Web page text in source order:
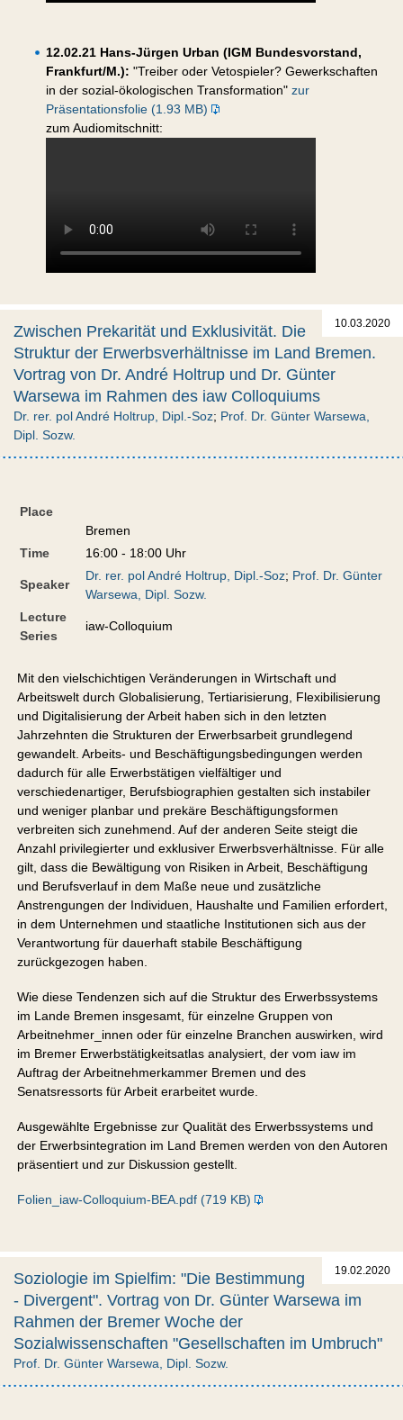
12.02.21 Hans-Jürgen Urban (IGM Bundesvorstand,
Frankfurt/M.): "Treiber oder Vetospieler? Gewerkschaften
in der sozial-ökologischen Transformation" zur
Präsentationsfolie (1.93 MB)
zum Audiomitschnitt:
10.03.2020
Zwischen Prekarität und Exklusivität. Die
Struktur der Erwerbsverhältnisse im Land Bremen.
Vortrag von Dr. André Holtrup und Dr. Günter
Warsewa im Rahmen des iaw Colloquiums
Dr. rer. pol André Holtrup, Dipl.-Soz; Prof. Dr. Günter Warsewa,
Dipl. Sozw.
Place
Bremen
Time
16:00 - 18:00 Uhr
Speaker
Dr. rer. pol André Holtrup, Dipl.-Soz; Prof. Dr. Günter
Warsewa, Dipl. Sozw.
Lecture
Series
iaw-Colloquium
Mit den vielschichtigen Veränderungen in Wirtschaft und
Arbeitswelt durch Globalisierung, Tertiarisierung, Flexibilisierung
und Digitalisierung der Arbeit haben sich in den letzten
Jahrzehnten die Strukturen der Erwerbsarbeit grundlegend
gewandelt. Arbeits- und Beschäftigungsbedingungen werden
dadurch für alle Erwerbstätigen vielfältiger und
verschiedenartiger, Berufsbiographien gestalten sich instabiler
und weniger planbar und prekäre Beschäftigungsformen
verbreiten sich zunehmend. Auf der anderen Seite steigt die
Anzahl privilegierter und exklusiver Erwerbsverhältnisse. Für alle
gilt, dass die Bewältigung von Risiken in Arbeit, Beschäftigung
und Berufsverlauf in dem Maße neue und zusätzliche
Anstrengungen der Individuen, Haushalte und Familien erfordert,
in dem Unternehmen und staatliche Institutionen sich aus der
Verantwortung für dauerhaft stabile Beschäftigung
zurückgezogen haben.
Wie diese Tendenzen sich auf die Struktur des Erwerbssystems
im Lande Bremen insgesamt, für einzelne Gruppen von
Arbeitnehmer_innen oder für einzelne Branchen auswirken, wird
im Bremer Erwerbstätigkeitsatlas analysiert, der vom iaw im
Auftrag der Arbeitnehmerkammer Bremen und des
Senatsressorts für Arbeit erarbeitet wurde.
Ausgewählte Ergebnisse zur Qualität des Erwerbssystems und
der Erwerbsintegration im Land Bremen werden von den Autoren
präsentiert und zur Diskussion gestellt.
Folien_iaw-Colloquium-BEA.pdf (719 KB)
19.02.2020
Soziologie im Spielfim: "Die Bestimmung
- Divergent". Vortrag von Dr. Günter Warsewa im
Rahmen der Bremer Woche der
Sozialwissenschaften "Gesellschaften im Umbruch"
Prof. Dr. Günter Warsewa, Dipl. Sozw.